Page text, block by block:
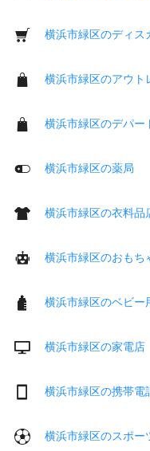
横浜市緑区のディス
横浜市緑区のアウト
横浜市緑区のデパー
横浜市緑区の薬局
横浜市緑区の衣料品
横浜市緑区のおもち
横浜市緑区のベビー
横浜市緑区の家電店
横浜市緑区の携帯電
横浜市緑区のスポー